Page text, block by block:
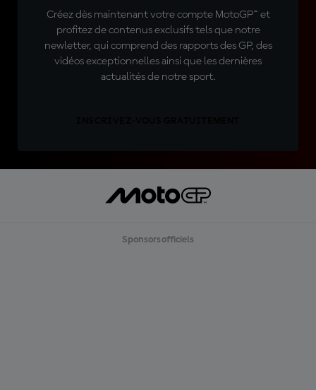
Créez dès maintenant votre compte MotoGP™ et
profitez de contenus exclusifs tels que notre
newletter, qui comprend des rapports des GP, des
vidéos exceptionnelles ainsi que les dernières
actualités de notre sport.
Sponsors officiels